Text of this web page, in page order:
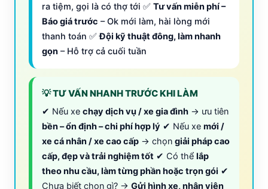
ra tiệm, gọi là có thợ tới ✅ Tư vấn miễn phí –
Báo giá trước – Ok mới làm, hài lòng mới
thanh toán ✅Đội kỹ thuật đông, làm nhanh
gọn – Hỗ trợ cả cuối tuần
💡 TƯ VẤN NHANH TRƯỚC KHI LÀM
✔ Nếu xe chạy dịch vụ / xe gia đình → ưu tiên
bền – ổn định – chi phí hợp lý ✔ Nếu xe mới /
xe cá nhân / xe cao cấp → chọn giải pháp cao
cấp, đẹp và trải nghiệm tốt ✔ Có thể lắp
theo nhu cầu, làm từng phần hoặc trọn gói ✔
Chưa biết chọn gì? → Gửi hình xe, nhân viên